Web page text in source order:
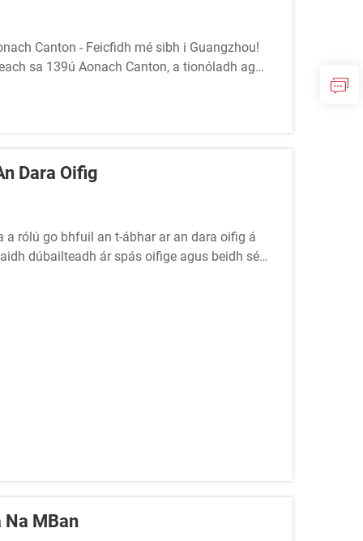
Canton - Feicfidh mé sibh i Guangzhou!
sa 139ú Aonach Canton, a tionóladh ag
Dara Oifig
a rólú go bhfuil an t-ábhar ar an dara oifig á
dúbailteadh ár spás oifige agus beidh sé
Na MBan